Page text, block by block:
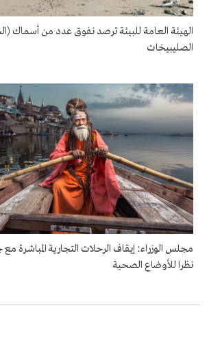
الهيئة العامة للبيئة ترصد نفوق عدد من أسماك
الصليبيخات
مجلس الوزراء: إيقاف الرحلات التجارية المباشرة
نظرا للأوضاع الصحية